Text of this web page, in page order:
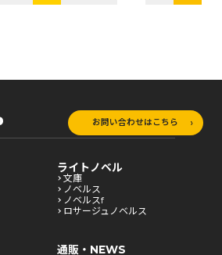
お問い合わせはこちら
ライトノベル
文庫
ノベルス
ノベルスf
ロサージュノベルス
通販・NEWS